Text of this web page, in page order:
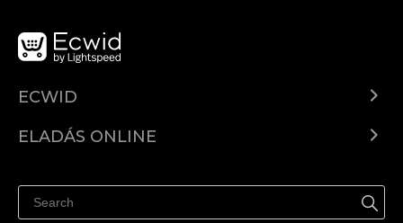
ECWID
Árkalkuláció
ELADÁS ONLINE
Eladás a Facebookon
Eladás Instagramon